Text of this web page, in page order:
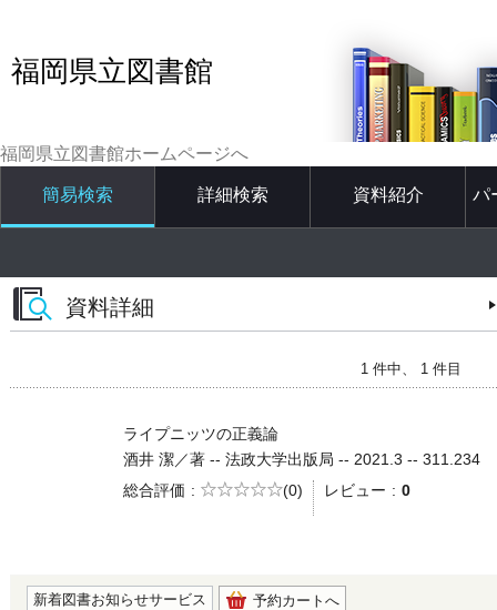
福岡県立図書館
福岡県立図書館ホームページへ
簡易検索 詳細検索 資料紹介 パ
資料詳細
1 件中、 1 件目
ライプニッツの正義論
酒井 潔／著 -- 法政大学出版局 -- 2021.3 -- 311.234
総合評価
5段階評価
(0) レビュー 0
新着図書お知らせサービス 予約カートへ